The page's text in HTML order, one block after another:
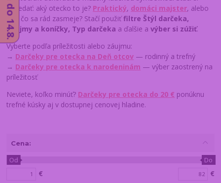
povedať: aký otecko to je? Praktický, domáci majster, alebo
ten, čo sa rád zasmeje? Stačí použiťfiltre Štýl darčeka,
Záujmy a koníčky, Typ darčeka a ďalšie avýber si zúžiť.
Vyberte podľa príležitosti alebo záujmu:
→ Darčeky pre otecka na Deň otcov — rodinný a trefný
→ Darčeky pre otecka k narodeninám — výber zaostrený na
príležitosť
Neviete, koľko minúť? Darčeky pre otecka do 20 € ponúknu
trefné kúsky aj v dostupnej cenovej hladine.
Cena:
€
Od Do
€